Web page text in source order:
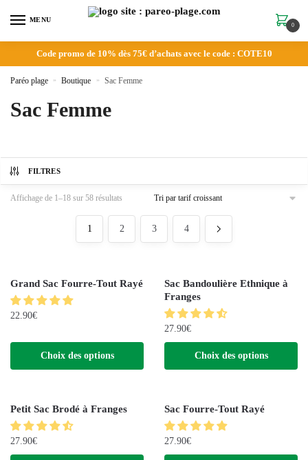
MENU
0
Code promo de 10% dès 75€ d’achats avec le code : COTE10
Paréo plage » Boutique » Sac Femme
Sac Femme
FILTRES
Affichage de 1–18 sur 58 résultats
1 2 3 4
Grand Sac Fourre-Tout Rayé
22.90€
Choix des options
Sac Bandoulière Ethnique à
Franges
27.90€
Choix des options
Petit Sac Brodé à Franges
27.90€
Sac Fourre-Tout Rayé
27.90€